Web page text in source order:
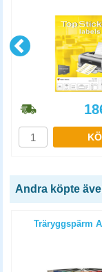
Andra köpte
Träryggspärm